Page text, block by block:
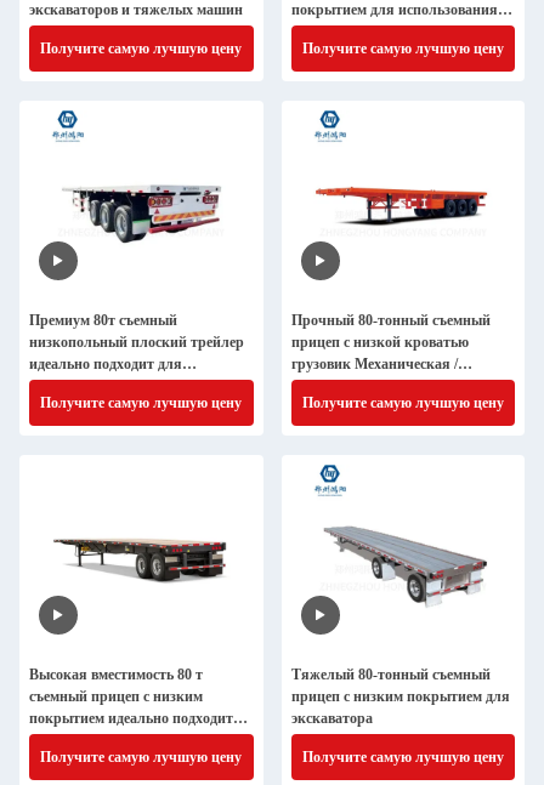
экскаваторов и тяжелых машин
Получите самую лучшую цену
покрытием для использования в
20 / 40 футовых контейнерах
Получите самую лучшую цену
Премиум 80т съемный
низкопольный плоский трейлер
идеально подходит для
экскаватора и контейнерного
транспорта
Получите самую лучшую цену
Прочный 80-тонный съемный
прицеп с низкой кроватью
грузовик Механическая /
воздушная подвеска для
перевозки тяжелого
оборудования
Получите самую лучшую цену
Высокая вместимость 80 т
съемный прицеп с низким
покрытием идеально подходит
для транспортировки
контейнеров с плоским
Получите самую лучшую цену
Тяжелый 80-тонный съемный
прицеп с низким покрытием для
экскаватора
Получите самую лучшую цену